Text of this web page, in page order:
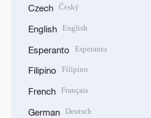
Czech Český
English English
Esperanto Esperanto
Filipino Filipino
French Français
German Deutsch